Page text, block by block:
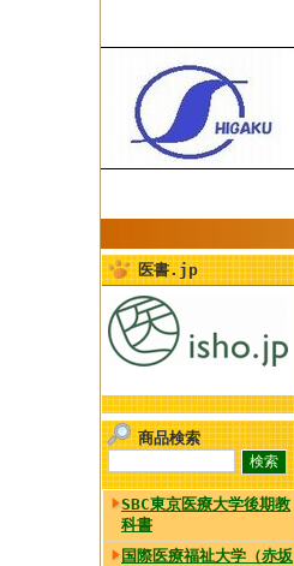
医書.jp
商品検索
SBC東京医療大学後期教
科書
国際医療福祉大学（赤坂